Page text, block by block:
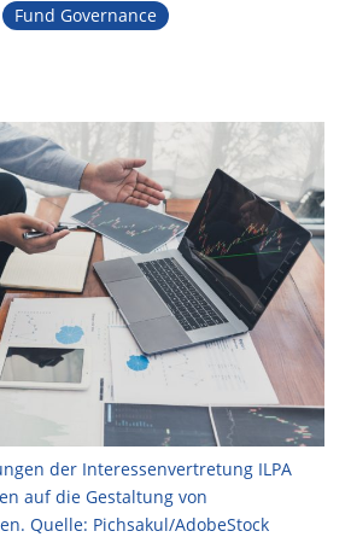
Fund Governance
der Interessenvertretung ILPA
auf die Gestaltung von
Quelle: Pichsakul/AdobeStock